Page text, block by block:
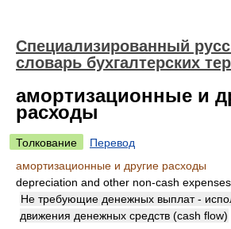
Специализированный
словарь бухгалтерских
амортизационные и
расходы
Толкование
Перевод
амортизационные и другие расходы
depreciation and other non-cash expenses
Не требующие денежных выплат -
движения денежных средств (cash flow)